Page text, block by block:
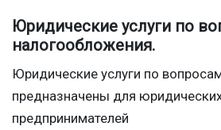
Юридические услуги по
налогообложения.
Юридические услуги по
предназначены для
предпринимателей